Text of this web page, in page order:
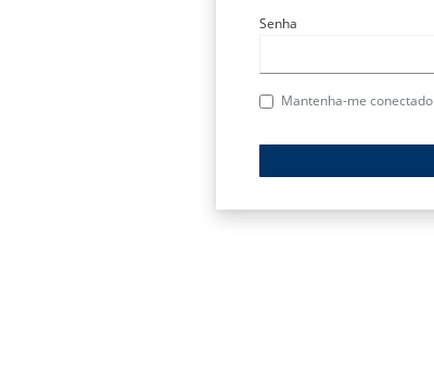
Senha
Mantenha-me conectado